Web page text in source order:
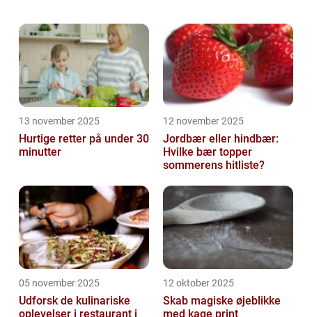
nemme aftensmad ideer, der vil sikre dig
en...
13 november 2025
Hurtige retter på under 30
minutter
12 november 2025
Jordbær eller hindbær:
Hvilke bær topper
sommerens hitliste?
05 november 2025
Udforsk de kulinariske
oplevelser i restaurant i
12 oktober 2025
Skab magiske øjeblikke
med kage print